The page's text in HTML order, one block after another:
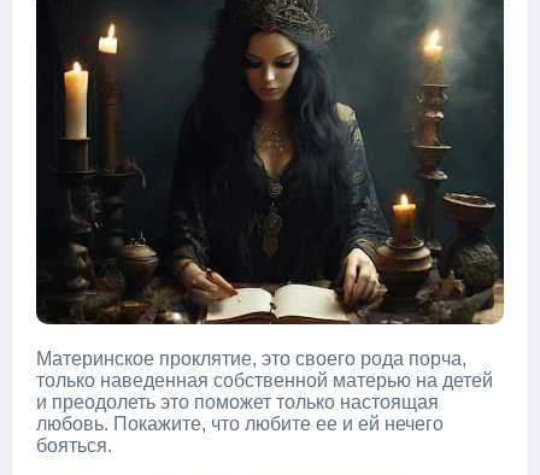
Материнское проклятие, это своего рода порча,
только наведенная собственной матерью на детей
и преодолеть это поможет только настоящая
любовь. Покажите, что любите ее и ей нечего
бояться.